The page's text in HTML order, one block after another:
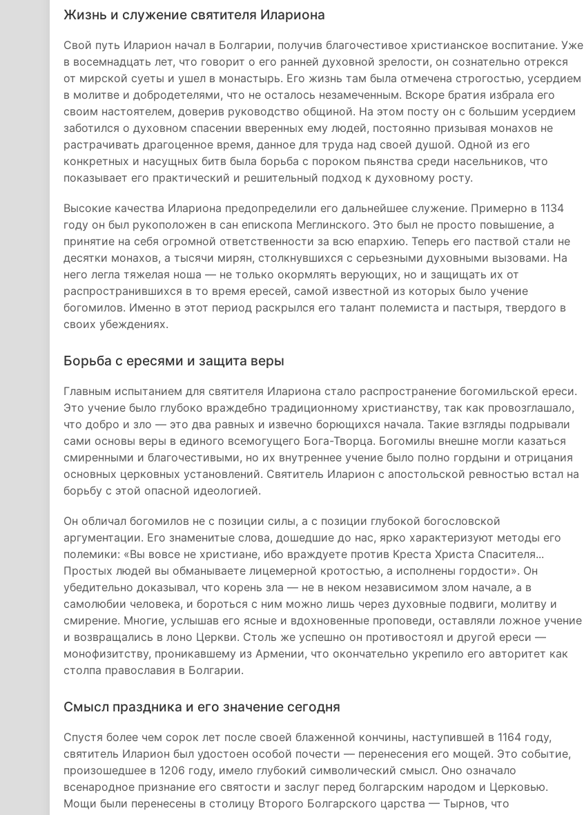
Жизнь и служение святителя Илариона
Свой путь Иларион начал в Болгарии, получив благочестивое христианское воспитание. Уже
в восемнадцать лет, что говорит о его ранней духовной зрелости, он сознательно отрекся
от мирской суеты и ушел в монастырь. Его жизнь там была отмечена строгостью, усердием
в молитве и добродетелями, что не осталось незамеченным. Вскоре братия избрала его
своим настоятелем, доверив руководство общиной. На этом посту он с большим усердием
заботился о духовном спасении вверенных ему людей, постоянно призывая монахов не
растрачивать драгоценное время, данное для труда над своей душой. Одной из его
конкретных и насущных битв была борьба с пороком пьянства среди насельников, что
показывает его практический и решительный подход к духовному росту.
Высокие качества Илариона предопределили его дальнейшее служение. Примерно в 1134
году он был рукоположен в сан епископа Меглинского. Это был не просто повышение, а
принятие на себя огромной ответственности за всю епархию. Теперь его паствой стали не
десятки монахов, а тысячи мирян, столкнувшихся с серьезными духовными вызовами. На
него легла тяжелая ноша — не только окормлять верующих, но и защищать их от
распространившихся в то время ересей, самой известной из которых было учение
богомилов. Именно в этот период раскрылся его талант полемиста и пастыря, твердого в
своих убеждениях.
Борьба с ересями и защита веры
Главным испытанием для святителя Илариона стало распространение богомильской ереси.
Это учение было глубоко враждебно традиционному христианству, так как провозглашало,
что добро и зло — это два равных и извечно борющихся начала. Такие взгляды подрывали
сами основы веры в единого всемогущего Бога-Творца. Богомилы внешне могли казаться
смиренными и благочестивыми, но их внутреннее учение было полно гордыни и отрицания
основных церковных установлений. Святитель Иларион с апостольской ревностью встал на
борьбу с этой опасной идеологией.
Он обличал богомилов не с позиции силы, а с позиции глубокой богословской
аргументации. Его знаменитые слова, дошедшие до нас, ярко характеризуют методы его
полемики: «Вы вовсе не христиане, ибо враждуете против Креста Христа Спасителя...
Простых людей вы обманываете лицемерной кротостью, а исполнены гордости». Он
убедительно доказывал, что корень зла — не в неком независимом злом начале, а в
самолюбии человека, и бороться с ним можно лишь через духовные подвиги, молитву и
смирение. Многие, услышав его ясные и вдохновенные проповеди, оставляли ложное учение
и возвращались в лоно Церкви. Столь же успешно он противостоял и другой ереси —
монофизитству, проникавшему из Армении, что окончательно укрепило его авторитет как
столпа православия в Болгарии.
Смысл праздника и его значение сегодня
Спустя более чем сорок лет после своей блаженной кончины, наступившей в 1164 году,
святитель Иларион был удостоен особой почести — перенесения его мощей. Это событие,
произошедшее в 1206 году, имело глубокий символический смысл. Оно означало
всенародное признание его святости и заслуг перед болгарским народом и Церковью.
Мощи были перенесены в столицу Второго Болгарского царства — Тырнов, что